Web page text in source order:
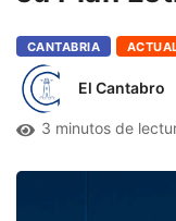
CANTABRIA
El Cantabro
3 minutos de